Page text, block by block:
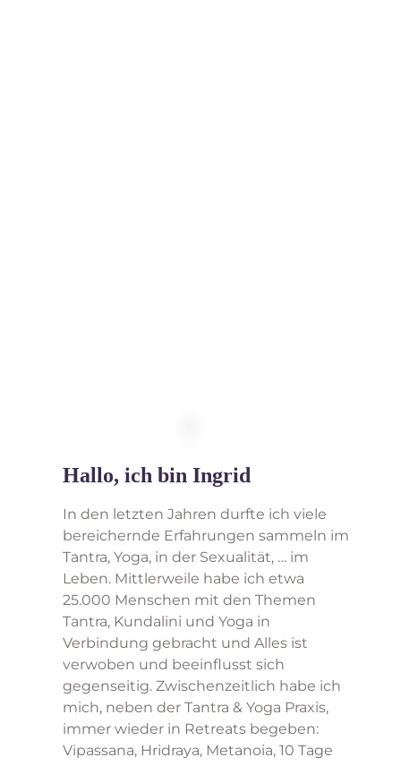
Hallo, ich bin Ingrid
In den letzten Jahren durfte ich viele
bereichernde Erfahrungen sammeln im
Tantra, Yoga, in der Sexualität, … im
Leben. Mittlerweile habe ich etwa
25.000 Menschen mit den Themen
Tantra, Kundalini und Yoga in
Verbindung gebracht und Alles ist
verwoben und beeinflusst sich
gegenseitig. Zwischenzeitlich habe ich
mich, neben der Tantra & Yoga Praxis,
immer wieder in Retreats begeben:
Vipassana, Hridraya, Metanoia, 10 Tage